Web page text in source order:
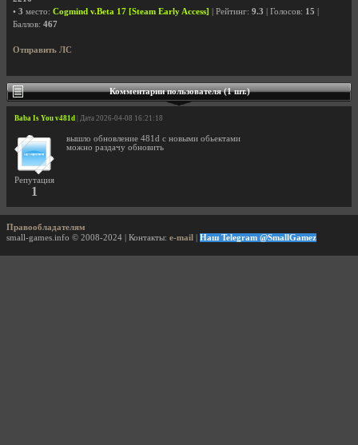
• 3 место: Cogmind v.Beta 17 [Steam Early Access] | Рейтинг: 9.3 | Голосов: 15
Баллов: 467
Отправить ЛС
Комментарии пользователя (1 шт.)
Baba Is You v481d | Дата 2026-04-08 16:21:18
Репутация
1
вышло обновление 481d с новыми обьектами
можно раздачу обновить
Правообладателям
small-games.info © 2008-2024 | Контакты: e-mail Наш Telegram @SmallGamez